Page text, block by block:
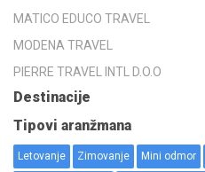
MATICO EDUCO TRAVEL
MODENA TRAVEL
PIERRE TRAVEL INTL D.O.O
Destinacije
Tipovi aranžmana
Letovanje Zimovanje Mini odmor